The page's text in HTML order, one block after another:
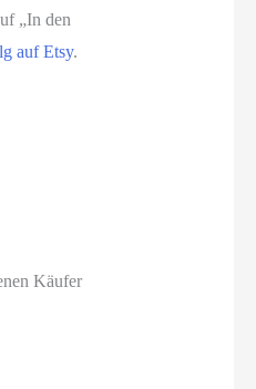
„In den
auf Etsy.
Käufer